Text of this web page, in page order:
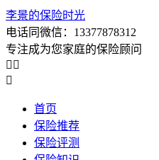
李景的保险时光
电话同微信：13377878312
专注成为您家庭的保险顾问
 

首页
保险推荐
保险评测